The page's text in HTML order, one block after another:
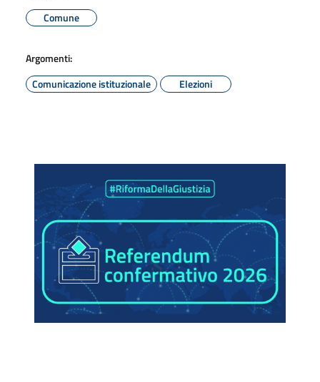
Comune
Argomenti:
Comunicazione istituzionale
Elezioni